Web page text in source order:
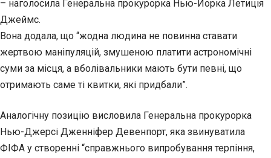
– наголосила Генеральна прокурорка Нью-Йорка Летиція
Джеймс.
Вона додала, що “жодна людина не повинна ставати
жертвою маніпуляцій, змушеною платити астрономічні
суми за місця, а вболівальники мають бути певні, що
отримають саме ті квитки, які придбали”.
Аналогічну позицію висловила Генеральна прокурорка
Нью-Джерсі Дженніфер Девенпорт, яка звинуватила
ФІФА у створенні “справжнього випробування терпіння,